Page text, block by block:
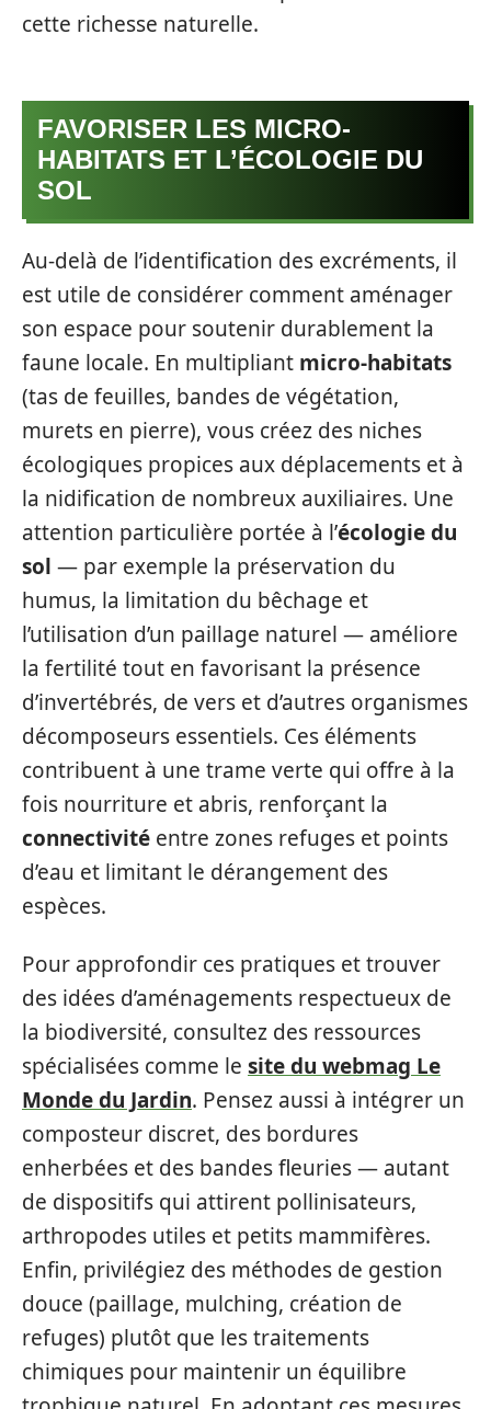
cette richesse naturelle.
FAVORISER LES MICRO-
HABITATS ET L’ÉCOLOGIE DU
SOL
Au-delà de l’identification des excréments, il
est utile de considérer comment aménager
son espace pour soutenir durablement la
faune locale. En multipliant micro-habitats
(tas de feuilles, bandes de végétation,
murets en pierre), vous créez des niches
écologiques propices aux déplacements et à
la nidification de nombreux auxiliaires. Une
attention particulière portée à l’écologie du
sol — par exemple la préservation du
humus, la limitation du bêchage et
l’utilisation d’un paillage naturel — améliore
la fertilité tout en favorisant la présence
d’invertébrés, de vers et d’autres organismes
décomposeurs essentiels. Ces éléments
contribuent à une trame verte qui offre à la
fois nourriture et abris, renforçant la
connectivité entre zones refuges et points
d’eau et limitant le dérangement des
espèces.
Pour approfondir ces pratiques et trouver
des idées d’aménagements respectueux de
la biodiversité, consultez des ressources
spécialisées comme le site du webmag Le
Monde du Jardin. Pensez aussi à intégrer un
composteur discret, des bordures
enherbées et des bandes fleuries — autant
de dispositifs qui attirent pollinisateurs,
arthropodes utiles et petits mammifères.
Enfin, privilégiez des méthodes de gestion
douce (paillage, mulching, création de
refuges) plutôt que les traitements
chimiques pour maintenir un équilibre